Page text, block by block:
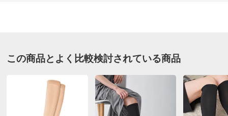
お支払い方法 送料について
■セット内容：シャーベットブルー1組・ライトグレー1組
■適応サイズ：ふくらはぎ周り約25～45cm、足首周り約20
この商品とよく比較検討されている商品